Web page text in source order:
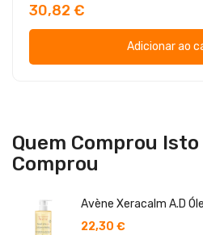
30,82 €
Adicionar ao
Quem Comprou Isto
Comprou
Avène Xeracalm A.D
22,30 €